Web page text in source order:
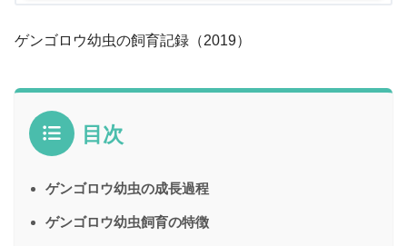
ゲンゴロウ幼虫の飼育記録（2019）
目次
ゲンゴロウ幼虫の成長過程
ゲンゴロウ幼虫飼育の特徴